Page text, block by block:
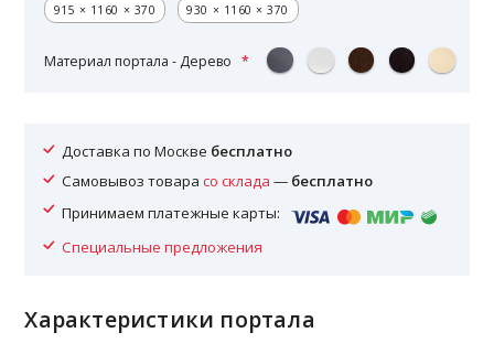
915 × 1160 × 370 930 × 1160 × 370
Материал портала - Дерево
Доставка по Москве бесплатно
Самовывоз товарасо склада — бесплатно
Принимаем платежные карты:
Специальные предложения
Характеристики портала